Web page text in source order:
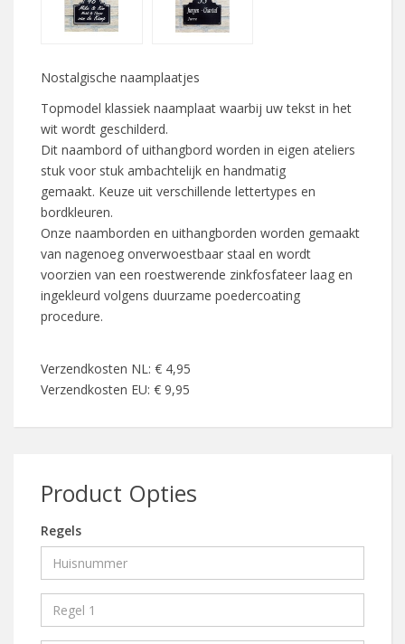
Nostalgische naamplaatjes
Topmodel klassiek naamplaat waarbij uw tekst in het
wit wordt geschilderd.
Dit naambord of uithangbord worden in eigen ateliers
stuk voor stuk ambachtelijk en handmatig
gemaakt. Keuze uit verschillende lettertypes en
bordkleuren.
Onze naamborden en uithangborden worden gemaakt
van nagenoeg onverwoestbaar staal en wordt
voorzien van een roestwerende zinkfosfateer laag en
ingekleurd volgens duurzame poedercoating
procedure.
Verzendkosten NL: € 4,95
Verzendkosten EU: € 9,95
Product Opties
Regels